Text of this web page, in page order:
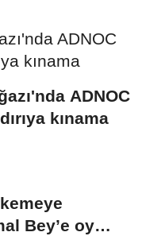
ADNOC
kınama
Bey’e oy